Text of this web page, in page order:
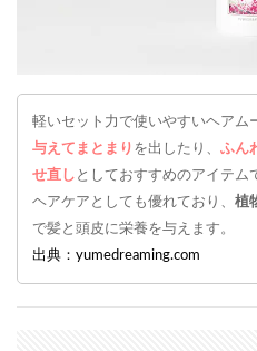
軽いセット力で使いやすいヘアム
与えてまとまり を出したり、 ふん
せ直し としておすすめのアイテム
ヘアケアとしても優れており、 植
で髪と頭皮に栄養を与えます。
出典：yumedreaming.com